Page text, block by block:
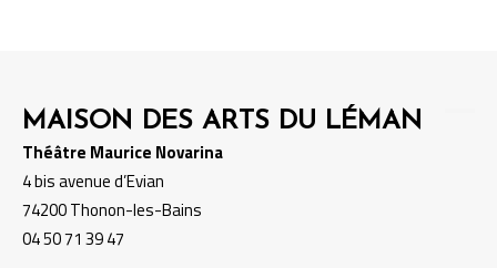
MAISON DES ARTS DU LÉMAN
Théâtre Maurice Novarina
4 bis avenue d’Evian
74200 Thonon-les-Bains
04 50 71 39 47